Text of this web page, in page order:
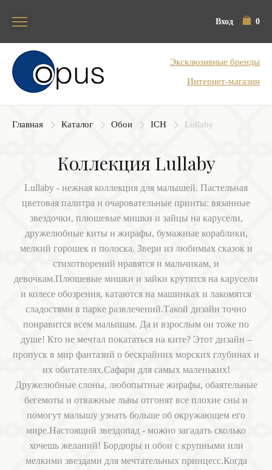
Вход 0
Блок поиска
Эксклюзивные бренды
Интернет-магазин
Главная Каталог Обои ICH Lullaby
Коллекция Lullaby
Lullaby - нежная коллекция для малышей. Пастельная
цветовая палитра и очаровательные принты: вязанные
звездочки, плюшевые мишки и зайцы на карусели,
дружелюбные киты и жирафы, бумажные кораблики,
мелкий горошек и полоска. Звери из любимых сказок и
стихотворений нравятся и мальчикам, и
девочкам.Плюшевые мишки и зайки крутятся на карусели
и колесе обозрения, катаются на машинках и лакомятся
сладостями в парке развлечений.Такой дизайн точно
понравится всем малышам. Да и взрослым он тоже по
душе! Кто не мечтал покататься на ките? Этот дизайн –
пропуск в мир фантазий о бескрайних морских глубинах и
их обитателях.Сафари для самых маленьких!
Дружелюбные слоны, любопытные жирафы, обаятельные
бегемоты и отважные львы отгонят все плохие сны и
помогут малышу узнать больше об окружающем его
мире.Настоящий звездопад - можно загадать сколько
хочешь желаний! Бордюры и обои с крупными или
мелкими звездами для мечтательных принцесс.Когда